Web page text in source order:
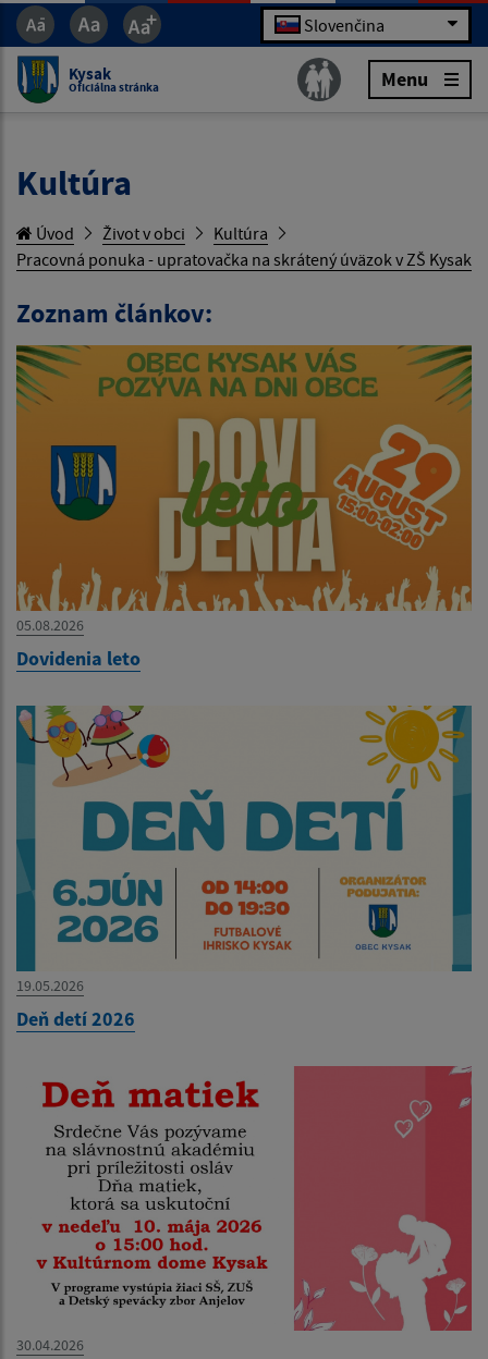
Slovenčina
Kysak
Oficiálna stránka Menu
Kultúra
Úvod Život v obci
Kultúra
Pracovná ponuka - upratovačka na skrátený úväzok v ZŠ Kysak
Zoznam článkov:
05.08.2026
Dovidenia leto
19.05.2026
Deň detí 2026
30.04.2026